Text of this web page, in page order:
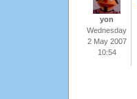
yon
Wednesday
2 May 2007
10:54